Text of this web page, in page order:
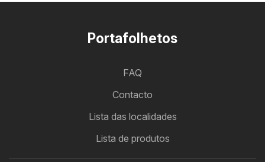
Portafolhetos
FAQ
Contacto
Lista das localidades
Lista de produtos